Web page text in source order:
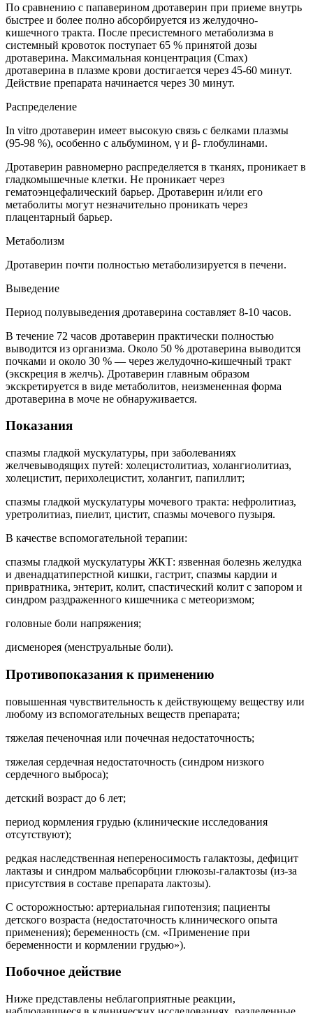
По сравнению с папаверином дротаверин при приеме внутрь
быстрее и более полно абсорбируется из желудочно-
кишечного тракта. После пресистемного метаболизма в
системный кровоток поступает 65 % принятой дозы
дротаверина. Максимальная концентрация (Сmax)
дротаверина в плазме крови достигается через 45-60 минут.
Действие препарата начинается через 30 минут.
Распределение
In vitro дротаверин имеет высокую связь с белками плазмы
(95-98 %), особенно с альбумином, γ и β- глобулинами.
Дротаверин равномерно распределяется в тканях, проникает в
гладкомышечные клетки. Не проникает через
гематоэнцефалический барьер. Дротаверин и/или его
метаболиты могут незначительно проникать через
плацентарный барьер.
Метаболизм
Дротаверин почти полностью метаболизируется в печени.
Выведение
Период полувыведения дротаверина составляет 8-10 часов.
В течение 72 часов дротаверин практически полностью
выводится из организма. Около 50 % дротаверина выводится
почками и около 30 % — через желудочно-кишечный тракт
(экскреция в желчь). Дротаверин главным образом
экскретируется в виде метаболитов, неизмененная форма
дротаверина в моче не обнаруживается.
Показания
спазмы гладкой мускулатуры, при заболеваниях
желчевыводящих путей: холецистолитиаз, холангиолитиаз,
холецистит, перихолецистит, холангит, папиллит;
спазмы гладкой мускулатуры мочевого тракта: нефролитиаз,
уретролитиаз, пиелит, цистит, спазмы мочевого пузыря.
В качестве вспомогательной терапии:
спазмы гладкой мускулатуры ЖКТ: язвенная болезнь желудка
и двенадцатиперстной кишки, гастрит, спазмы кардии и
привратника, энтерит, колит, спастический колит с запором и
синдром раздраженного кишечника с метеоризмом;
головные боли напряжения;
дисменорея (менструальные боли).
Противопоказания к применению
повышенная чувствительность к действующему веществу или
любому из вспомогательных веществ препарата;
тяжелая печеночная или почечная недостаточность;
тяжелая сердечная недостаточность (синдром низкого
сердечного выброса);
детский возраст до 6 лет;
период кормления грудью (клинические исследования
отсутствуют);
редкая наследственная непереносимость галактозы, дефицит
лактазы и синдром мальабсорбции глюкозы-галактозы (из-за
присутствия в составе препарата лактозы).
С осторожностью: артериальная гипотензия; пациенты
детского возраста (недостаточность клинического опыта
применения); беременность (см. «Применение при
беременности и кормлении грудью»).
Побочное действие
Ниже представлены неблагоприятные реакции,